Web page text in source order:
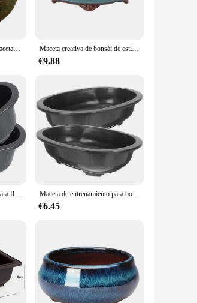
Bola de musgo Artificial, maceta verde creativa DIY para jardinería, plantas en macetas, macetero Natural, soporte para plantas bonsái, Nido de Pájaro, decoración del hogar Maceta creativa de bonsái de estilo chino, maceta de cerámica artesanal, arena púrpura, ventilar, para el hogar y la Oficina
€9.88
Maceta de plástico grande para flores, contenedor de 2 piezas para ventana, macetas para plantas de interior, suculentas, granja rústica, redonda, bonsái Maceta de entrenamiento para bonsái, contenedor ovalado para jardinería, cultivo de plantas, jardín, 2 piezas
€6.45